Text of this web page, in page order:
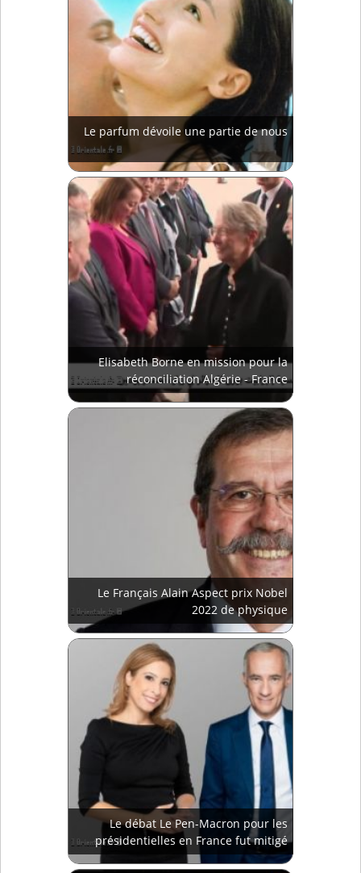
Le parfum dévoile une partie de nous
Elisabeth Borne en mission pour la
réconciliation Algérie - France
Le Français Alain Aspect prix Nobel
2022 de physique
Le débat Le Pen-Macron pour les
présidentielles en France fut mitigé